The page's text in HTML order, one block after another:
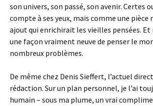
son univers, son passé, son avenir. Certes
compte à ses yeux, mais comme une pièce
ajout qui enrichirait les vieilles pensées. Et
une façon vraiment neuve de penser le
nombreux problèmes.
De même chez Denis Sieffert, l’actuel
rédaction. Sur un plan personnel, je l’ai
humain – sous ma plume, un vrai